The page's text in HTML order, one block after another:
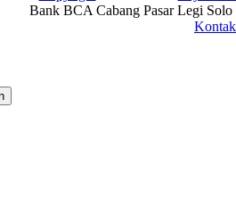
Bank BCA Cabang Pasar Legi
Kontak